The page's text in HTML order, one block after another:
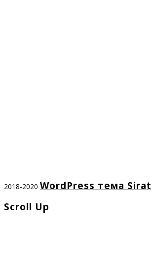
2018-2020 WordPress тема Sirat
Scroll Up